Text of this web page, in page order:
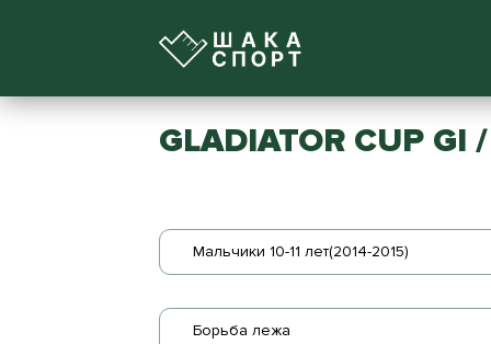
GLADIATOR CUP GI
Мальчики 10-11 лет(2014-2015)
Борьба лежа